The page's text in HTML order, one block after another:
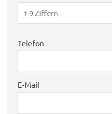
Telefon
E-Mail